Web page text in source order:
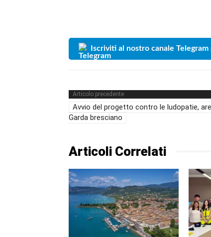
Iscriviti al nostro canale
Articolo precedente
Avvio del progetto contro le ludopatie,
Garda bresciano
Articoli Correlati